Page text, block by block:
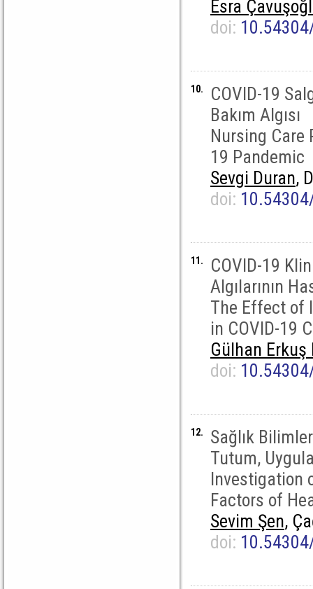
Esra
doi:
10.
COVID-19
Bakım Algısı
Nursing Care
19 Pandemic
Sevgi Duran,
doi:
11.
COVID-19
Algılarının
The Effect of
in COVID-19
Gülhan
doi:
12.
Sağlık
Tutum,
Investigation
Factors of
Sevim Şen,
doi: